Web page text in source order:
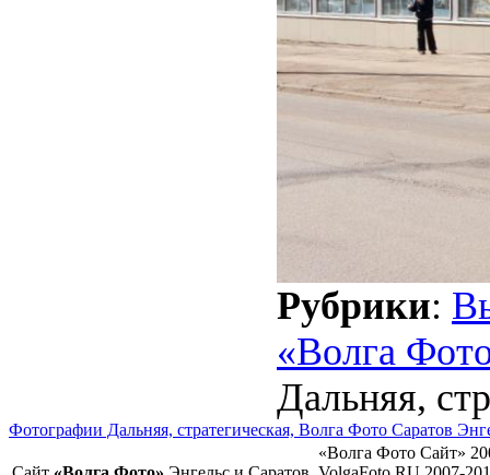
Рубрики:
«Волга
Дальняя,
Фотографии Дальняя, стратегическая, Волга Фото Саратов
«Волга Фото Сайт»